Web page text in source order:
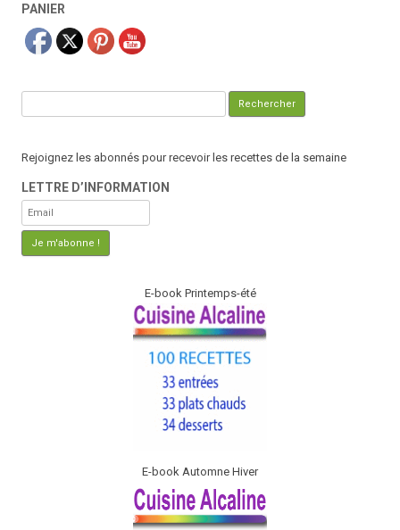
PANIER
Rejoignez les abonnés pour recevoir les recettes de la semaine
LETTRE D’INFORMATION
E-book Printemps-été
E-book Automne Hiver